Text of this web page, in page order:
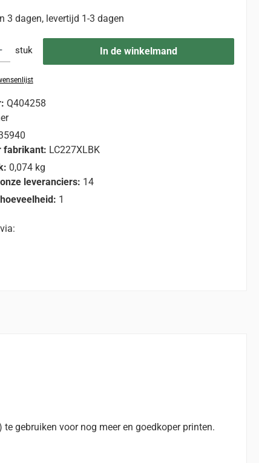
3 dagen, levertijd 1-3 dagen
Voer de gewenste hoeveelheid in of gebruik de knoppen om de
stuk In de winkelmand
Q404258
fabrikant: LC227XLBK
0,074 kg
leveranciers: 14
1
gebruiken voor nog meer en goedkoper printen.